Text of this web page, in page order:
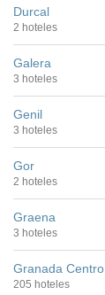
Durcal
2 hoteles
Galera
3 hoteles
Genil
3 hoteles
Gor
2 hoteles
Graena
3 hoteles
Granada Centro
205 hoteles